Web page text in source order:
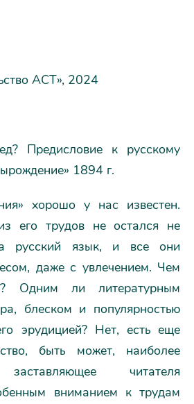
АСТ», 2024
Предисловие к русскому
1894 г.
хорошо у нас известен.
его трудов не остался не
русский язык, и все они
даже с увлечением. Чем
Одним ли литературным
блеском и популярностью
эрудицией? Нет, есть еще
быть может, наиболее
заставляющее читателя
вниманием к трудам